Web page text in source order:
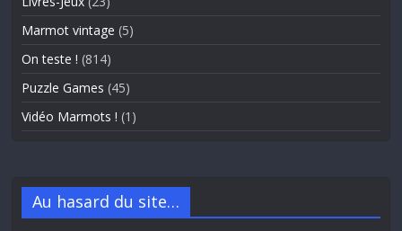
Marmot vintage (5)
On teste ! (814)
Puzzle Games (45)
Vidéo Marmots ! (1)
Au hasard du site…